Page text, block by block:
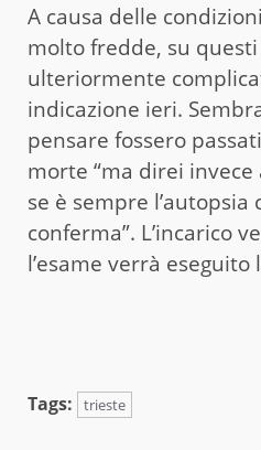
A causa delle
molto fredde, su
ulteriormente
indicazione ieri.
pensare fossero
morte “ma direi
se è sempre
conferma”. L’incarico
l’esame verrà eseguito
Tags: trieste